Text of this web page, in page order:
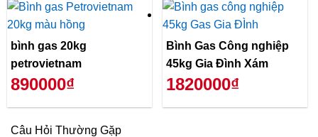
bình gas 20kg
petrovietnam
890000₫
Bình Gas Công nghiệp
45kg Gia Đình Xám
1820000₫
Câu Hỏi Thường Gặp